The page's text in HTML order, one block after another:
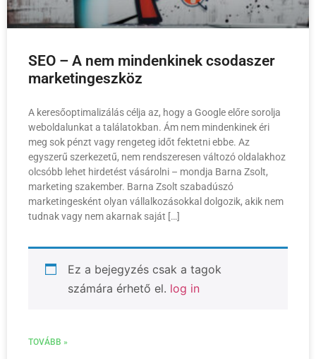
SEO – A nem mindenkinek csodaszer
marketingeszköz
A keresőoptimalizálás célja az, hogy a Google előre sorolja
weboldalunkat a találatokban. Ám nem mindenkinek éri
meg sok pénzt vagy rengeteg időt fektetni ebbe. Az
egyszerű szerkezetű, nem rendszeresen változó oldalakhoz
olcsóbb lehet hirdetést vásárolni – mondja Barna Zsolt,
marketing szakember. Barna Zsolt szabadúszó
marketingesként olyan vállalkozásokkal dolgozik, akik nem
tudnak vagy nem akarnak saját […]
Ez a bejegyzés csak a tagok
számára érhető el. log in
TOVÁBB »